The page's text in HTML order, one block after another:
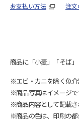
お支払い方法 注文
商品に「小麦」「そば
※エビ・カニを除く魚介
※商品写真はイメージで
※商品内容として記載さ
※商品の色は、印刷の都